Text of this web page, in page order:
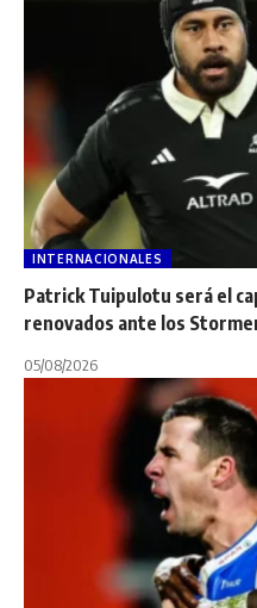
INTERNACIONALES
Patrick Tuipulotu será el
renovados ante los
05/08/2026